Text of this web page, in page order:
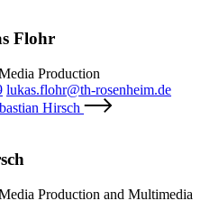
Flohr
Production
lukas.flohr@th-rosenheim.de
Hirsch
Production and Multimedia